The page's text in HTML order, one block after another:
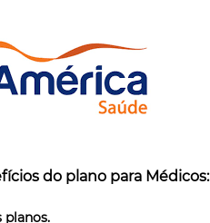
do plano para Médicos: